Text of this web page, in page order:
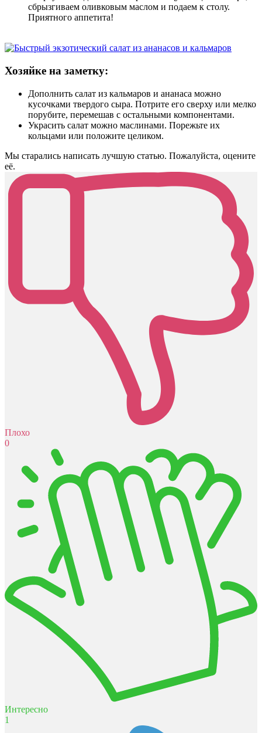
сбрызгиваем оливковым маслом и подаем к столу.
Приятного аппетита!
Хозяйке на заметку:
Дополнить салат из кальмаров и ананаса можно
кусочками твердого сыра. Потрите его сверху или мелко
порубите, перемешав с остальными компонентами.
Украсить салат можно маслинами. Порежьте их
кольцами или положите целиком.
Мы старались написать лучшую статью. Пожалуйста, оцените
её.
Плохо
0
Интересно
1